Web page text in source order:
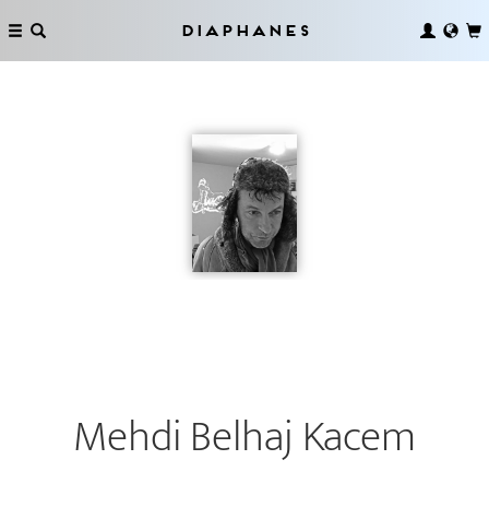
Diaphanes
Mehdi Belhaj Kacem